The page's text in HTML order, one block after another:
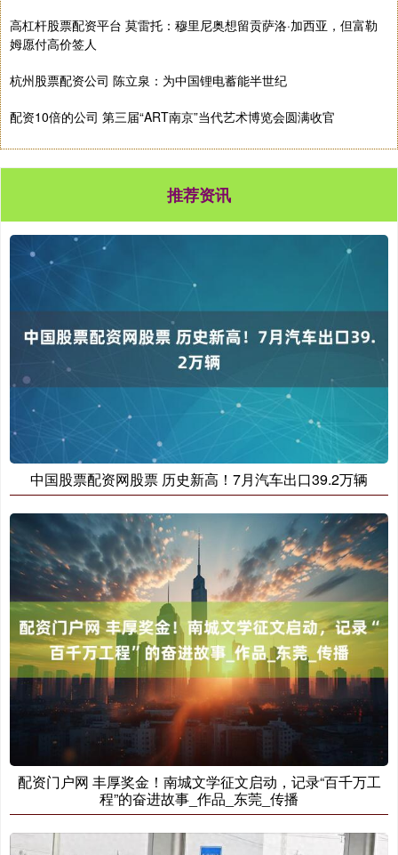
高杠杆股票配资平台 莫雷托：穆里尼奥想留贡萨洛·加西亚，但富勒
姆愿付高价签人
杭州股票配资公司 陈立泉：为中国锂电蓄能半世纪
配资10倍的公司 第三届“ART南京”当代艺术博览会圆满收官
推荐资讯
中国股票配资网股票 历史新高！7月汽车出口39.2万辆
配资门户网 丰厚奖金！南城文学征文启动，记录“百千万工
程”的奋进故事_作品_东莞_传播